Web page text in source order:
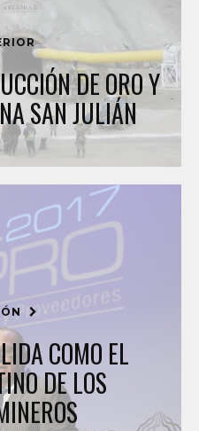
DE ORO Y
SAN JULIÁN
COMO EL
DE LOS